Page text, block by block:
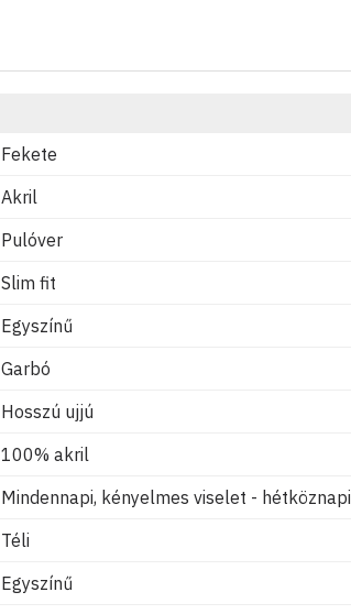
Fekete
Akril
Pulóver
Slim fit
Egyszínű
Garbó
Hosszú ujjú
100% akril
Mindennapi, kényelmes viselet - hétköznapi
Téli
Egyszínű